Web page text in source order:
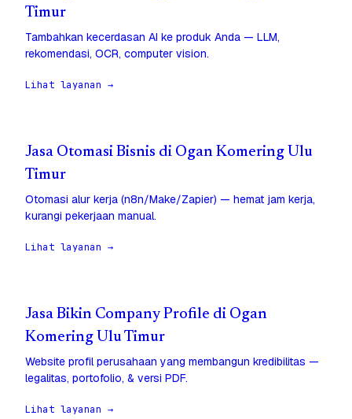
Timur
Tambahkan kecerdasan AI ke produk Anda — LLM,
rekomendasi, OCR, computer vision.
Lihat layanan →
Jasa Otomasi Bisnis di Ogan Komering Ulu
Timur
Otomasi alur kerja (n8n/Make/Zapier) — hemat jam kerja,
kurangi pekerjaan manual.
Lihat layanan →
Jasa Bikin Company Profile di Ogan
Komering Ulu Timur
Website profil perusahaan yang membangun kredibilitas —
legalitas, portofolio, & versi PDF.
Lihat layanan →